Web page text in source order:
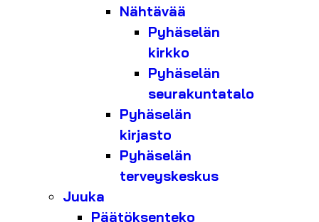
Nähtävää
Pyhäselän
kirkko
Pyhäselän
seurakuntatalo
Pyhäselän
kirjasto
Pyhäselän
terveyskeskus
Juuka
Päätöksenteko